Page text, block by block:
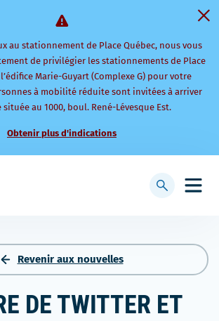
au stationnement de Place Québec, nous vous
de privilégier les stationnements de Place
Marie-Guyart (Complexe G) pour votre
à mobilité réduite sont invitées à arriver
située au 1000, boul. René-Lévesque Est.
Obtenir plus d'indications
Afficher
recherche
Revenir aux nouvelles
DE TWITTER ET